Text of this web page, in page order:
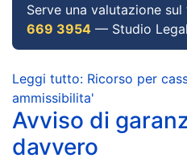
Serve una valutazione
669 3954 — Studio
Leggi tutto: Ricorso per
ammissibilita'
Avviso di
davvero